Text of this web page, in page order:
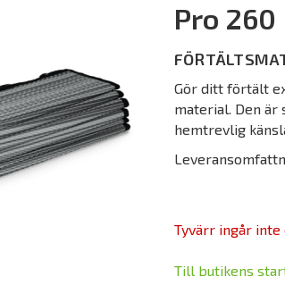
Pro 260
Gör ditt förtält
material. Den är
hemtrevlig
Tyvärr ingår
Till butikens